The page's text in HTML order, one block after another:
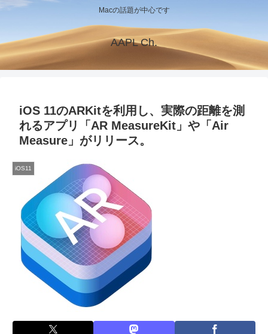
Macの話題が中心です
AAPL Ch.
iOS 11のARKitを利用し、実際の距離を測
れるアプリ「AR MeasureKit」や「Air
Measure」がリリース。
iOS11